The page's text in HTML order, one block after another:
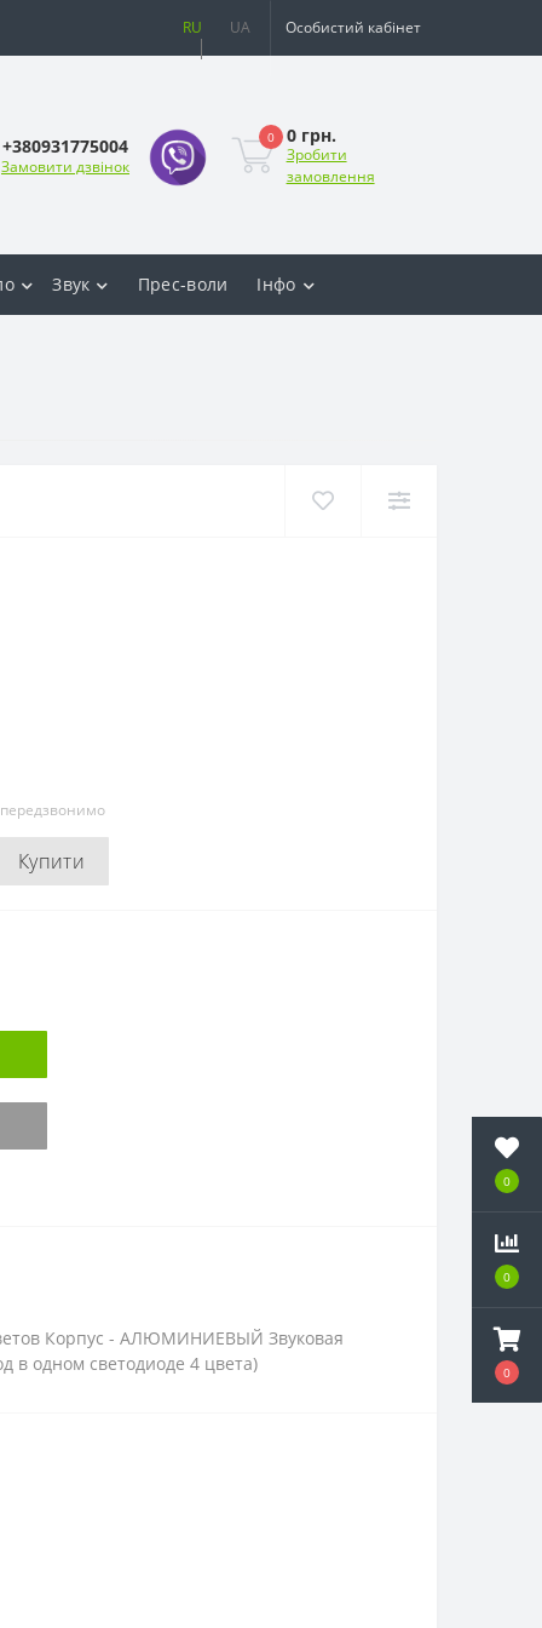
0
0
0
UA Особистий кабінет
+380931775004
Замовити дзвінок
0 0 грн.
Зробити
замовлення
Звук Прес-воли Інфо
Купити
Корпус - АЛЮМИНИЕВЫЙ Звуковая
в одном светодиоде 4 цвета)